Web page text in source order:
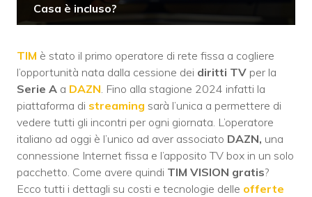
Casa è incluso?
TIM è stato il primo operatore di rete fissa a cogliere
l’opportunità nata dalla cessione dei diritti TV per la
Serie A a DAZN . Fino alla stagione 2024 infatti la
piattaforma di streaming sarà l’unica a permettere di
vedere tutti gli incontri per ogni giornata. L’operatore
italiano ad oggi è l’unico ad aver associato DAZN, una
connessione Internet fissa e l’apposito TV box in un solo
pacchetto. Come avere quindi TIM VISION gratis?
Ecco tutti i dettagli su costi e tecnologie delle offerte